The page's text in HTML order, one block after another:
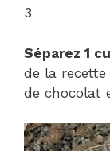
3
Séparez 1
de la
de chocolat